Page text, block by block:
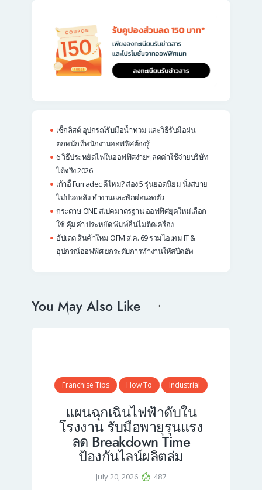
เช็กลิสต์ อุปกรณ์รับมือน้ำท่วม และวิธีรับมือฝน
ตกหนักที่พนักงานออฟฟิศต้องรู้
6 วิธีประหยัดไฟในออฟฟิศง่ายๆ ลดค่าใช้จ่ายบริษัท
ได้จริง 2026
เก้าอี้ Furradec ดีไหม? ส่อง 5 รุ่นยอดนิยม นั่งสบาย
ไม่ปวดหลัง ทำงานและพักผ่อนลงตัว
กระดาษ ONE สเปคมาตรฐาน ออฟฟิศยุคใหม่เลือก
ใช้ คุ้มค่า ประหยัด พิมพ์ลื่นไม่ติดเครื่อง
อัปเดต สินค้าใหม่ OFM ส.ค. 69 รวมไอเทม IT &
อุปกรณ์ออฟฟิศ ยกระดับการทำงานให้สปีดอัพ
You May Also Like
Franchise Tips How To Industrial
แผนฉุกเฉินไฟฟ้าดับใน
โรงงาน รับมือพายุรุนแรง
ลด Breakdown Time
ป้องกันไลน์ผลิตล่ม
July 20, 2026 487